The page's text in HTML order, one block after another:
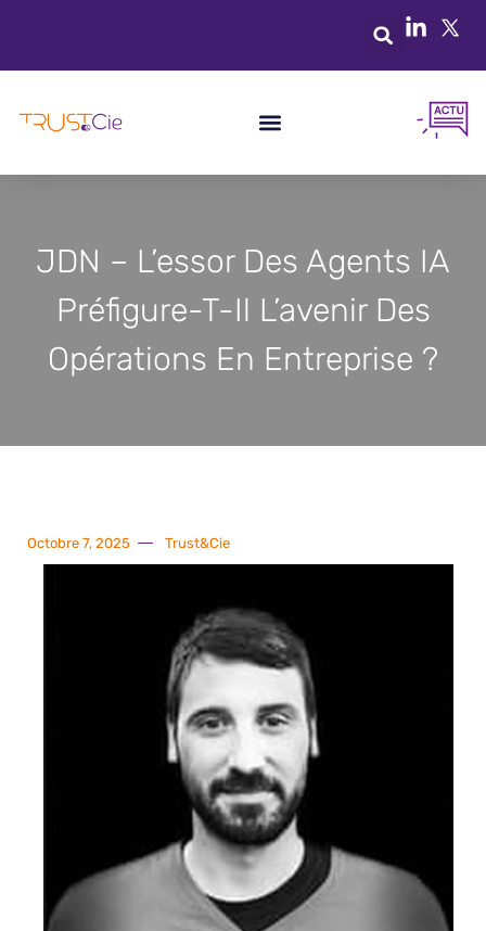
JDN – L’essor Des Agents IA
Préfigure-T-Il L’avenir Des
Opérations En Entreprise ?
Octobre 7, 2025 Trust&Cie